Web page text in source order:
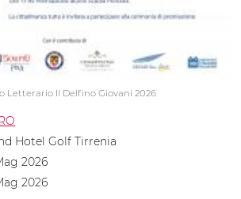
Letterario Il Delfino Giovani 2026
Hotel Golf Tirrenia
2026
2026